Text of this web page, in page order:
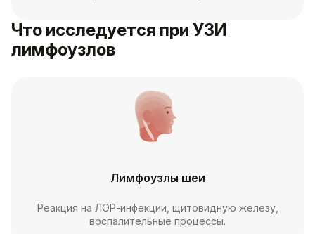
Что исследуется при УЗИ
лимфоузлов
Лимфоузлы шеи
Реакция на ЛОР-инфекции, щитовидную железу,
воспалительные процессы.